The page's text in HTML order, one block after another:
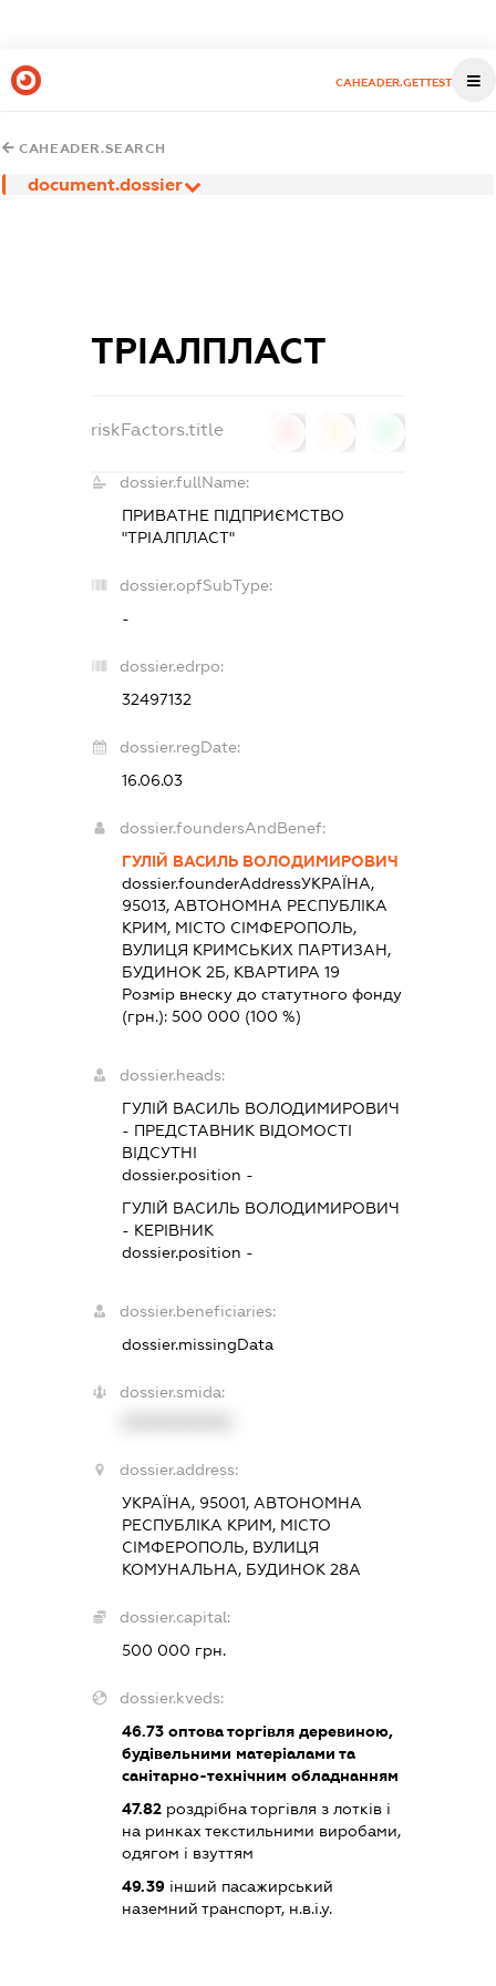
CAHEADER.GETTEST
CAHEADER.SEARCH
document.dossier
ТРІАЛПЛАСТ
riskFactors.title
dossier.fullName:
ПРИВАТНЕ ПІДПРИЄМСТВО
"ТРІАЛПЛАСТ"
dossier.opfSubType:
-
dossier.edrpo:
32497132
dossier.regDate:
16.06.03
dossier.foundersAndBenef:
ГУЛІЙ ВАСИЛЬ ВОЛОДИМИРОВИЧ
dossier.founderAddressУКРАЇНА,
95013, АВТОНОМНА РЕСПУБЛІКА
КРИМ, МІСТО СІМФЕРОПОЛЬ,
ВУЛИЦЯ КРИМСЬКИХ ПАРТИЗАН,
БУДИНОК 2Б, КВАРТИРА 19
Розмір внеску до статутного фонду
(грн.): 500 000 (100 %)
dossier.heads:
ГУЛІЙ ВАСИЛЬ ВОЛОДИМИРОВИЧ
- ПРЕДСТАВНИКВІДОМОСТІ
ВІДСУТНІ
dossier.position -
ГУЛІЙ ВАСИЛЬ ВОЛОДИМИРОВИЧ
- КЕРІВНИК
dossier.position -
dossier.beneficiaries:
dossier.missingData
dossier.smida:
dossier.address:
УКРАЇНА, 95001, АВТОНОМНА
РЕСПУБЛІКА КРИМ, МІСТО
СІМФЕРОПОЛЬ, ВУЛИЦЯ
КОМУНАЛЬНА, БУДИНОК 28А
dossier.capital:
500 000 грн.
dossier.kveds:
46.73оптова торгівля деревиною,
будівельними матеріалами та
санітарно-технічним обладнанням
47.82роздрібна торгівля з лотків і
на ринках текстильними виробами,
одягом і взуттям
49.39інший пасажирський
наземний транспорт, н.в.і.у.